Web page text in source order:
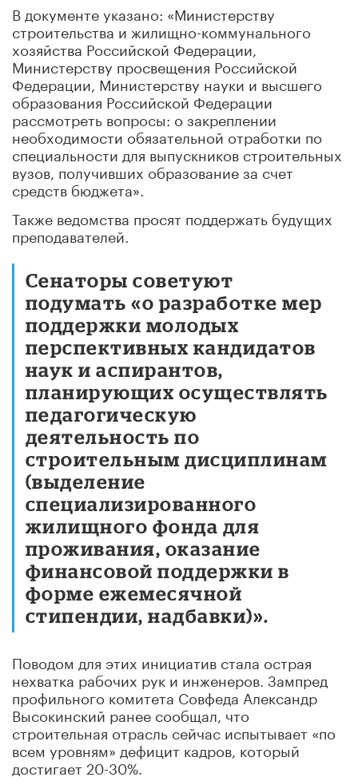
В документе указано: «Министерству
строительства и жилищно-коммунального
хозяйства Российской Федерации,
Министерству просвещения Российской
Федерации, Министерству науки и высшего
образования Российской Федерации
рассмотреть вопросы: о закреплении
необходимости обязательной отработки по
специальности для выпускников строительных
вузов, получивших образование за счет
средств бюджета».
Также ведомства просят поддержать будущих
преподавателей.
Сенаторы советуют
подумать «о разработке мер
поддержки молодых
перспективных кандидатов
наук и аспирантов,
планирующих осуществлять
педагогическую
деятельность по
строительным дисциплинам
(выделение
специализированного
жилищного фонда для
проживания, оказание
финансовой поддержки в
форме ежемесячной
стипендии, надбавки)».
Поводом для этих инициатив стала острая
нехватка рабочих рук и инженеров. Зампред
профильного комитета Совфеда Александр
Высокинский ранее сообщал, что
строительная отрасль сейчас испытывает «по
всем уровням» дефицит кадров, который
достигает 20-30%.